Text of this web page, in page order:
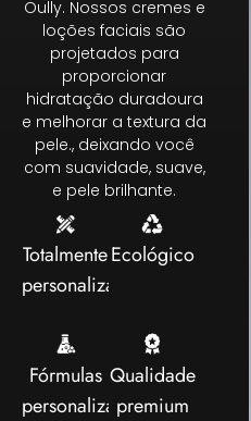
Oully. Nossos cremes e
loções faciais são
projetados para
proporcionar
hidratação duradoura
e melhorar a textura da
pele., deixando você
com suavidade, suave,
e pele brilhante.
Totalmente
personalizável
Ecológico
Fórmulas
personalizadas
Qualidade
premium